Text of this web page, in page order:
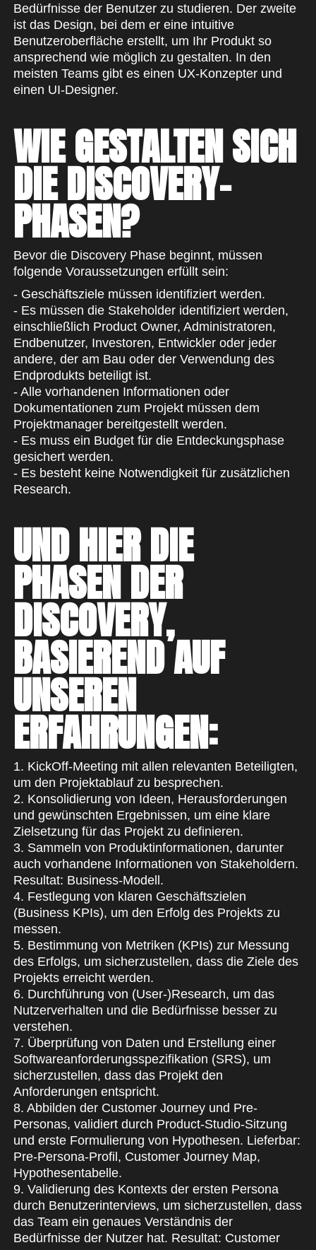
Bedürfnisse der Benutzer zu studieren. Der zweite
ist das Design, bei dem er eine intuitive
Benutzeroberfläche erstellt, um Ihr Produkt so
ansprechend wie möglich zu gestalten. In den
meisten Teams gibt es einen UX-Konzepter und
einen UI-Designer.
WIE GESTALTEN SICH
DIE DISCOVERY-
PHASEN?
Bevor die Discovery Phase beginnt, müssen
folgende Voraussetzungen erfüllt sein:
- Geschäftsziele müssen identifiziert werden.
- Es müssen die Stakeholder identifiziert werden,
einschließlich Product Owner, Administratoren,
Endbenutzer, Investoren, Entwickler oder jeder
andere, der am Bau oder der Verwendung des
Endprodukts beteiligt ist.
- Alle vorhandenen Informationen oder
Dokumentationen zum Projekt müssen dem
Projektmanager bereitgestellt werden.
- Es muss ein Budget für die Entdeckungsphase
gesichert werden.
- Es besteht keine Notwendigkeit für zusätzlichen
Research.
UND HIER DIE
PHASEN DER
DISCOVERY,
BASIEREND AUF
UNSEREN
ERFAHRUNGEN:
1. KickOff-Meeting mit allen relevanten Beteiligten,
um den Projektablauf zu besprechen.
2. Konsolidierung von Ideen, Herausforderungen
und gewünschten Ergebnissen, um eine klare
Zielsetzung für das Projekt zu definieren.
3. Sammeln von Produktinformationen, darunter
auch vorhandene Informationen von Stakeholdern.
Resultat: Business-Modell.
4. Festlegung von klaren Geschäftszielen
(Business KPIs), um den Erfolg des Projekts zu
messen.
5. Bestimmung von Metriken (KPIs) zur Messung
des Erfolgs, um sicherzustellen, dass die Ziele des
Projekts erreicht werden.
6. Durchführung von (User-)Research, um das
Nutzerverhalten und die Bedürfnisse besser zu
verstehen.
7. Überprüfung von Daten und Erstellung einer
Softwareanforderungsspezifikation (SRS), um
sicherzustellen, dass das Projekt den
Anforderungen entspricht.
8. Abbilden der Customer Journey und Pre-
Personas, validiert durch Product-Studio-Sitzung
und erste Formulierung von Hypothesen. Lieferbar:
Pre-Persona-Profil, Customer Journey Map,
Hypothesentabelle.
9. Validierung des Kontexts der ersten Persona
durch Benutzerinterviews, um sicherzustellen, dass
das Team ein genaues Verständnis der
Bedürfnisse der Nutzer hat. Resultat: Customer